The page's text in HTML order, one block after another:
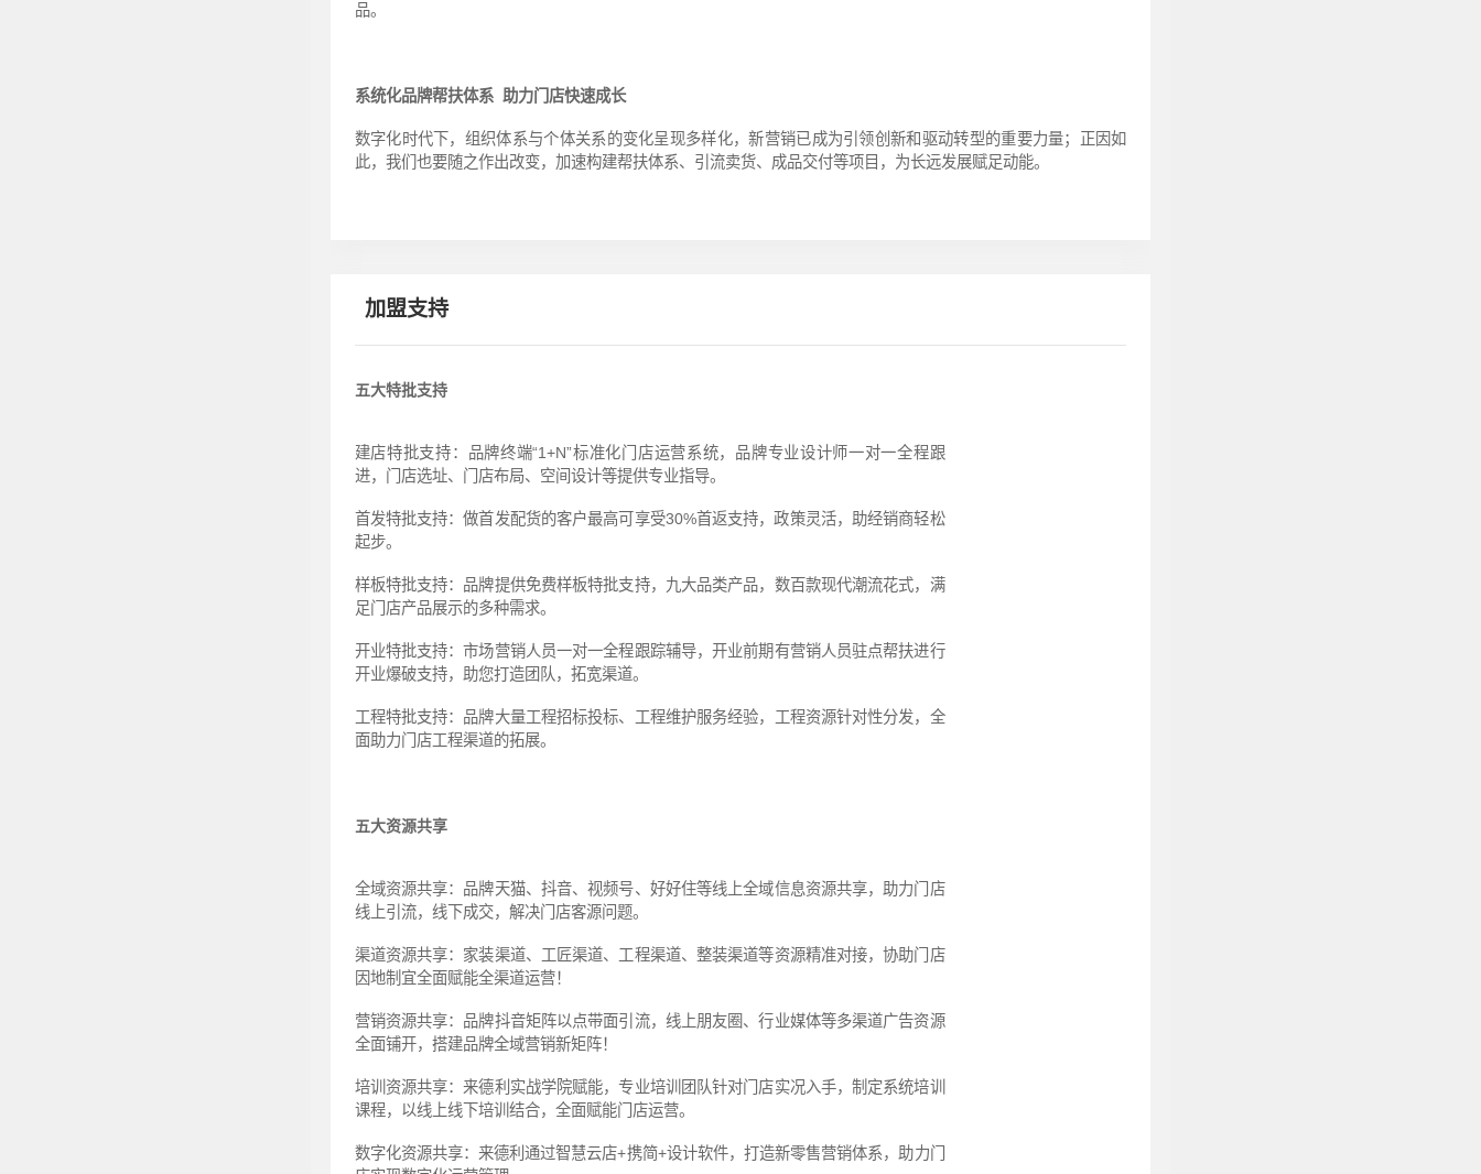
品。
系统化品牌帮扶体系 助力门店快速成长
数字化时代下，组织体系与个体关系的变化呈现多样化，新营销已成为引领创新和驱动转型的重要力量；正因如
此，我们也要随之作出改变，加速构建帮扶体系、引流卖货、成品交付等项目，为长远发展赋足动能。
加盟支持
五大特批支持
建店特批支持：品牌终端“1+N”标准化门店运营系统，品牌专业设计师一对一全程跟
进，门店选址、门店布局、空间设计等提供专业指导。
首发特批支持：做首发配货的客户最高可享受30%首返支持，政策灵活，助经销商轻松
起步。
样板特批支持：品牌提供免费样板特批支持，九大品类产品，数百款现代潮流花式，满
足门店产品展示的多种需求。
开业特批支持：市场营销人员一对一全程跟踪辅导，开业前期有营销人员驻点帮扶进行
开业爆破支持，助您打造团队，拓宽渠道。
工程特批支持：品牌大量工程招标投标、工程维护服务经验，工程资源针对性分发，全
面助力门店工程渠道的拓展。
五大资源共享
全域资源共享：品牌天猫、抖音、视频号、好好住等线上全域信息资源共享，助力门店
线上引流，线下成交，解决门店客源问题。
渠道资源共享：家装渠道、工匠渠道、工程渠道、整装渠道等资源精准对接，协助门店
因地制宜全面赋能全渠道运营！
营销资源共享：品牌抖音矩阵以点带面引流，线上朋友圈、行业媒体等多渠道广告资源
全面铺开，搭建品牌全域营销新矩阵！
培训资源共享：来德利实战学院赋能，专业培训团队针对门店实况入手，制定系统培训
课程，以线上线下培训结合，全面赋能门店运营。
数字化资源共享：来德利通过智慧云店+携简+设计软件，打造新零售营销体系，助力门